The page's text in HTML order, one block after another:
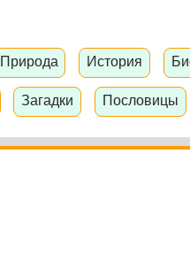
Природа История
Загадки Пословицы